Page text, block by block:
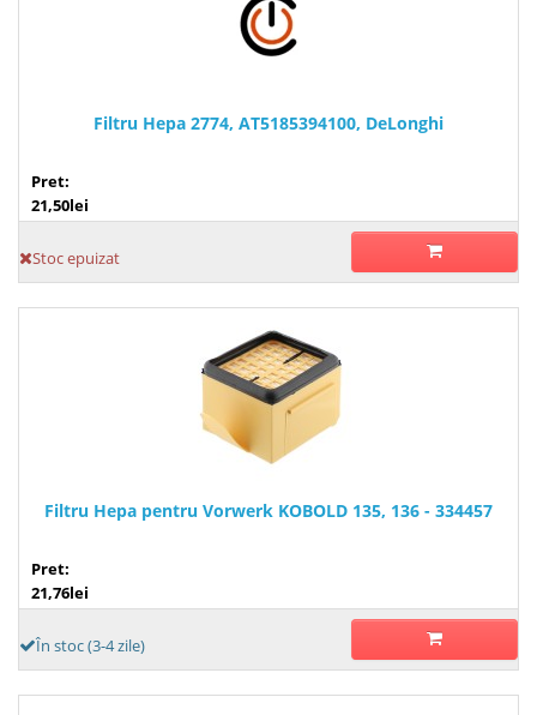
Filtru Hepa 2774, AT5185394100, DeLonghi
Pret:
21,50lei
Stoc epuizat
Filtru Hepa pentru Vorwerk KOBOLD 135, 136 - 334457
Pret:
21,76lei
În stoc (3-4 zile)